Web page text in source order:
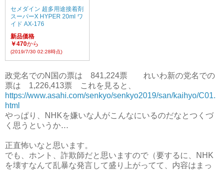
セメダイン 超多用途接着剤
スーパーX HYPER 20ml ワ
イド AX-176
新品価格
￥470から
(2019/7/30 02:28時点)
政党名でのN国の票は 841,224票 れいわ新の党名での
票は 1,226,413票 これを見ると、
https://www.asahi.com/senkyo/senkyo2019/san/kaihyo/C01.
html
やっぱり、NHKを嫌いな人がこんなにいるのだなとつくづ
く思うというか…
正直怖いなと思います。
でも、ホント、詐欺師だと思いますので（要するに、NHK
を壊すなんて乱暴な発言して盛り上がってて、内容はまっ